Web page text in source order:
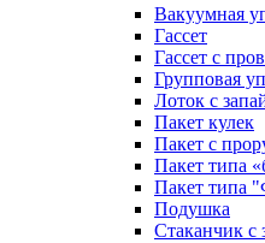
Вакуумная
Гассет
Гассет с
Групповая
Лоток с
Пакет кулек
Пакет с
Пакет типа
Пакет типа
Подушка
Стаканчик с